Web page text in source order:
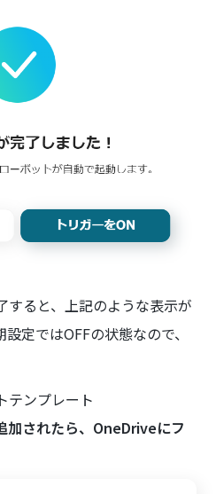
すると、上記のような表示が
定ではOFFの状態なので、
テンプレート
されたら、OneDriveにフ